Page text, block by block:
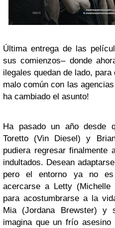
Última entrega de las
sus comienzos– donde
ilegales quedan de lado,
malo común con las
ha cambiado el asunto!
Ha pasado un año desde
Toretto (Vin Diesel) y
pudiera regresar finalmente
indultados. Desean
pero el entorno ya no
acercarse a Letty
para acostumbrarse a la
Mia (Jordana Brewster) y
imagina que un frío asesino